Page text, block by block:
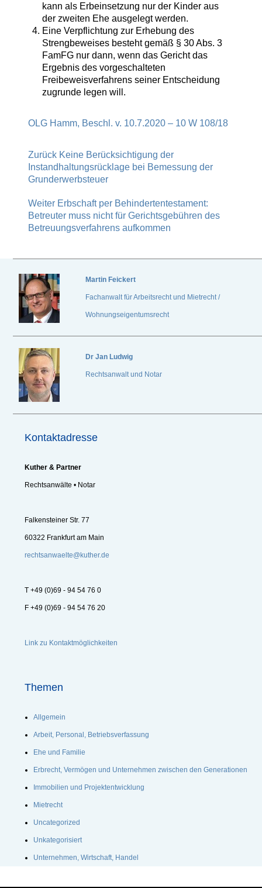
kann als Erbeinsetzung nur der Kinder aus
der zweiten Ehe ausgelegt werden.
Eine Verpflichtung zur Erhebung des
Strengbeweises besteht gemäß § 30 Abs. 3
FamFG nur dann, wenn das Gericht das
Ergebnis des vorgeschalteten
Freibeweisverfahrens seiner Entscheidung
zugrunde legen will.
OLG Hamm, Beschl. v. 10.7.2020 – 10 W 108/18
Zurück Keine Berücksichtigung der
Instandhaltungsrücklage bei Bemessung der
Grunderwerbsteuer
Weiter Erbschaft per Behindertentestament:
Betreuter muss nicht für Gerichtsgebühren des
Betreuungsverfahrens aufkommen
Martin Feickert
Fachanwalt für Arbeitsrecht und Mietrecht /
Wohnungseigentumsrecht
Dr Jan Ludwig
Rechtsanwalt und Notar
Kontaktadresse
Kuther & Partner
Rechtsanwälte • Notar
Falkensteiner Str. 77
60322 Frankfurt am Main
rechtsanwaelte@kuther.de
T +49 (0)69 - 94 54 76 0
F +49 (0)69 - 94 54 76 20
Link zu Kontaktmöglichkeiten
Themen
Allgemein
Arbeit, Personal, Betriebsverfassung
Ehe und Familie
Erbrecht, Vermögen und Unternehmen zwischen den Generationen
Immobilien und Projektentwicklung
Mietrecht
Uncategorized
Unkategorisiert
Unternehmen, Wirtschaft, Handel